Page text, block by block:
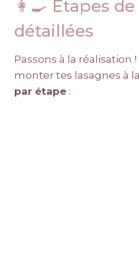
👩‍🍳 Étapes
détaillées
Passons à la réalisation
monter tes lasagnes à
par étape :